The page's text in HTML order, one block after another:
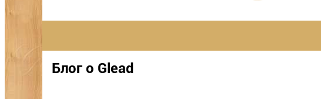
Блог о Glead